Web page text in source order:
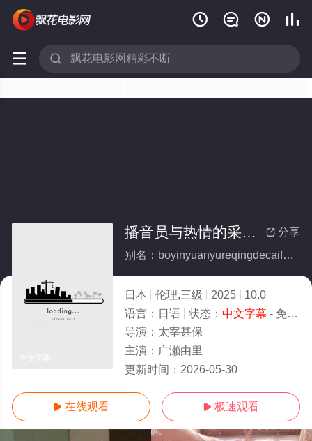
   
 
 分享
播音员与热情的采访（前地方台播音员突然转会：NTR温泉外景）
别名：boyinyuanyureqingdecaifangqiandifangtaiboyinyuanturanzhuanhuiNTRwenquanwaijing
日本 伦理,三级 2025
10.0
语言： 日语 状态： 中文字幕 - 免费在线观看
导演： 太宰甚保
主演： 广濑由里
更新时间： 2026-05-30
 在线观看  极速观看